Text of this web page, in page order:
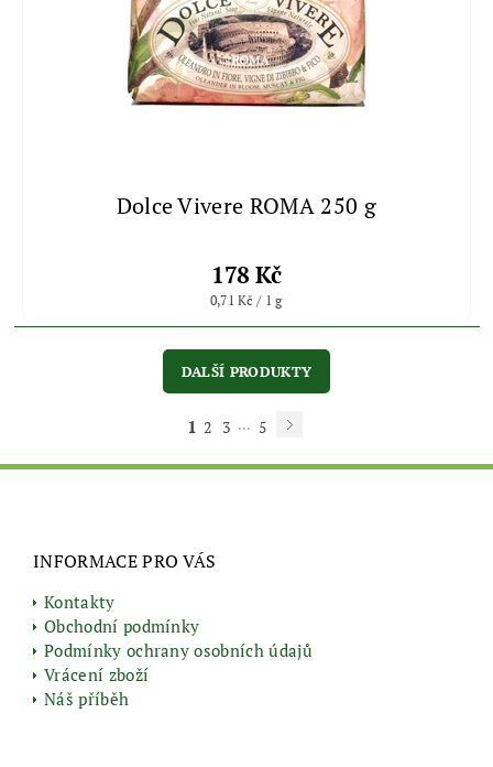
Dolce Vivere ROMA 250 g
178 Kč
0,71 Kč / 1 g
DALŠÍ PRODUKTY
1 2 3 ... 5
INFORMACE PRO VÁS
Kontakty
Obchodní podmínky
Podmínky ochrany osobních údajů
Vrácení zboží
Náš příběh